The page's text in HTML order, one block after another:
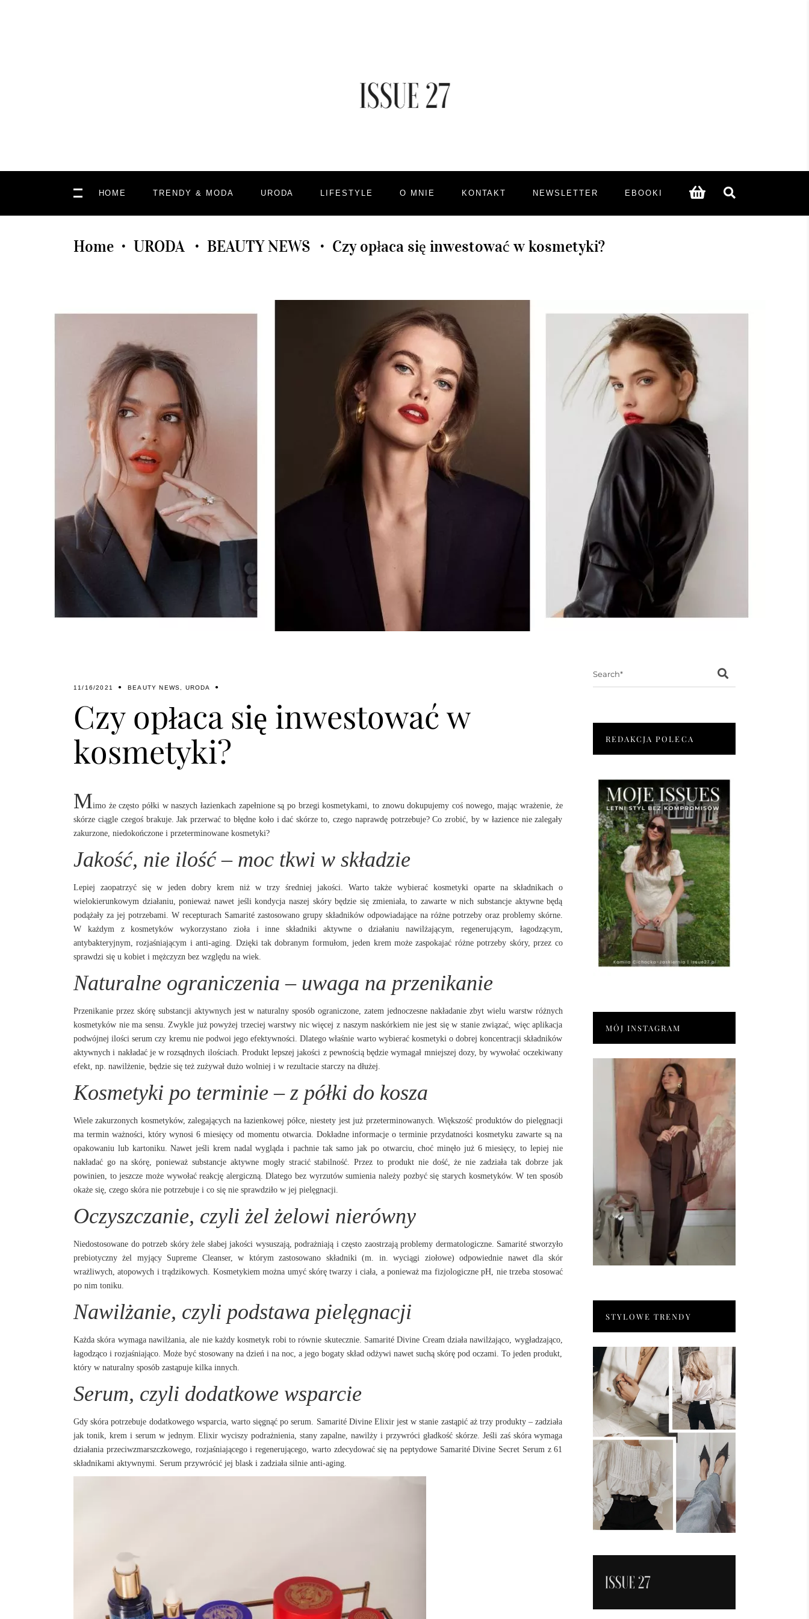
HOME TRENDY & MODA URODA LIFESTYLE O MNIE KONTAKT NEWSLETTER EBOOKI
Home • URODA • BEAUTY NEWS • Czy opłaca się inwestować w kosmetyki?
11/16/2021 BEAUTY NEWS URODA
Czy opłaca się inwestować w
kosmetyki?
Mimo że często półki w naszych łazienkach zapełnione są po brzegi kosmetykami, to znowu dokupujemy coś nowego, mając wrażenie, że
skórze ciągle czegoś brakuje. Jak przerwać to błędne koło i dać skórze to, czego naprawdę potrzebuje? Co zrobić, by w łazience nie zalegały
zakurzone, niedokończone i przeterminowane kosmetyki?
Jakość, nie ilość – moc tkwi w składzie
Lepiej zaopatrzyć się w jeden dobry krem niż w trzy średniej jakości. Warto także wybierać kosmetyki oparte na składnikach o
wielokierunkowym działaniu, ponieważ nawet jeśli kondycja naszej skóry będzie się zmieniała, to zawarte w nich substancje aktywne będą
podążały za jej potrzebami. W recepturach Samarité zastosowano grupy składników odpowiadające na różne potrzeby oraz problemy skórne.
W każdym z kosmetyków wykorzystano zioła i inne składniki aktywne o działaniu nawilżającym, regenerującym, łagodzącym,
antybakteryjnym, rozjaśniającym i anti-aging. Dzięki tak dobranym formułom, jeden krem może zaspokajać różne potrzeby skóry, przez co
sprawdzi się u kobiet i mężczyzn bez względu na wiek.
Naturalne ograniczenia – uwaga na przenikanie
Przenikanie przez skórę substancji aktywnych jest w naturalny sposób ograniczone, zatem jednoczesne nakładanie zbyt wielu warstw różnych
kosmetyków nie ma sensu. Zwykle już powyżej trzeciej warstwy nic więcej z naszym naskórkiem nie jest się w stanie związać, więc aplikacja
podwójnej ilości serum czy kremu nie podwoi jego efektywności. Dlatego właśnie warto wybierać kosmetyki o dobrej koncentracji składników
aktywnych i nakładać je w rozsądnych ilościach. Produkt lepszej jakości z pewnością będzie wymagał mniejszej dozy, by wywołać oczekiwany
efekt, np. nawilżenie, będzie się też zużywał dużo wolniej i w rezultacie starczy na dłużej.
Kosmetyki po terminie – z półki do kosza
Wiele zakurzonych kosmetyków, zalegających na łazienkowej półce, niestety jest już przeterminowanych. Większość produktów do pielęgnacji
ma termin ważności, który wynosi 6 miesięcy od momentu otwarcia. Dokładne informacje o terminie przydatności kosmetyku zawarte są na
opakowaniu lub kartoniku. Nawet jeśli krem nadal wygląda i pachnie tak samo jak po otwarciu, choć minęło już 6 miesięcy, to lepiej nie
nakładać go na skórę, ponieważ substancje aktywne mogły stracić stabilność. Przez to produkt nie dość, że nie zadziała tak dobrze jak
powinien, to jeszcze może wywołać reakcję alergiczną. Dlatego bez wyrzutów sumienia należy pozbyć się starych kosmetyków. W ten sposób
okaże się, czego skóra nie potrzebuje i co się nie sprawdziło w jej pielęgnacji.
Oczyszczanie, czyli żel żelowi nierówny
Niedostosowane do potrzeb skóry żele słabej jakości wysuszają, podrażniają i często zaostrzają problemy dermatologiczne. Samarité stworzyło
prebiotyczny żel myjący Supreme Cleanser, w którym zastosowano składniki (m. in. wyciągi ziołowe) odpowiednie nawet dla skór
wrażliwych, atopowych i trądzikowych. Kosmetykiem można umyć skórę twarzy i ciała, a ponieważ ma fizjologiczne pH, nie trzeba stosować
po nim toniku.
Nawilżanie, czyli podstawa pielęgnacji
Każda skóra wymaga nawilżania, ale nie każdy kosmetyk robi to równie skutecznie. Samarité Divine Cream działa nawilżająco, wygładzająco,
łagodząco i rozjaśniająco. Może być stosowany na dzień i na noc, a jego bogaty skład odżywi nawet suchą skórę pod oczami. To jeden produkt,
który w naturalny sposób zastąpuje kilka innych.
Serum, czyli dodatkowe wsparcie
Gdy skóra potrzebuje dodatkowego wsparcia, warto sięgnąć po serum. Samarité Divine Elixir jest w stanie zastąpić aż trzy produkty – zadziała
jak tonik, krem i serum w jednym. Elixir wyciszy podrażnienia, stany zapalne, nawilży i przywróci gładkość skórze. Jeśli zaś skóra wymaga
działania przeciwzmarszczkowego, rozjaśniającego i regenerującego, warto zdecydować się na peptydowe Samarité Divine Secret Serum z 61
składnikami aktywnymi. Serum przywrócić jej blask i zadziała silnie anti-aging.
REDAKCJA POLECA
MÓJ INSTAGRAM
STYLOWE TRENDY